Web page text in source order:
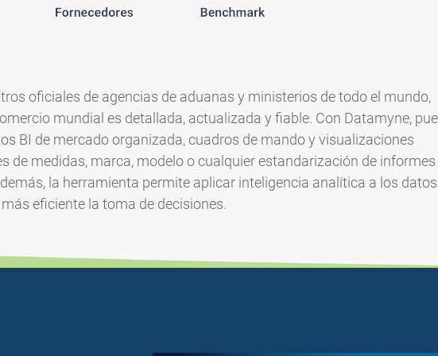
oficiales de agencias de aduanas y ministerios de todo el mundo,
mundial es detallada, actualizada y fiable. Con Datamyne,
BI de mercado organizada, cuadros de mando y visualizaciones
de medidas, marca, modelo o cualquier estandarización de informes
la herramienta permite aplicar inteligencia analítica a los datos
eficiente la toma de decisiones.